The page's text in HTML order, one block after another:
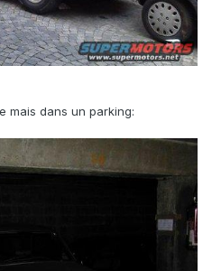
mais dans un parking: